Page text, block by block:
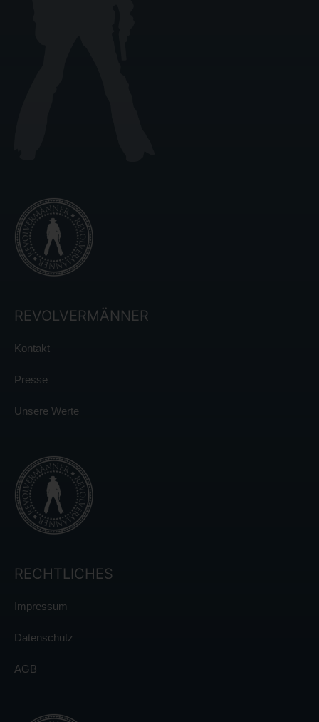
REVOLVERMÄNNER
Kontakt
Presse
Unsere Werte
RECHTLICHES
Impressum
Datenschutz
AGB